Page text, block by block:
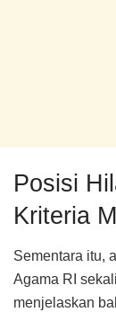
Posisi
Kriteria
Sementara itu,
Agama RI
menjelaskan